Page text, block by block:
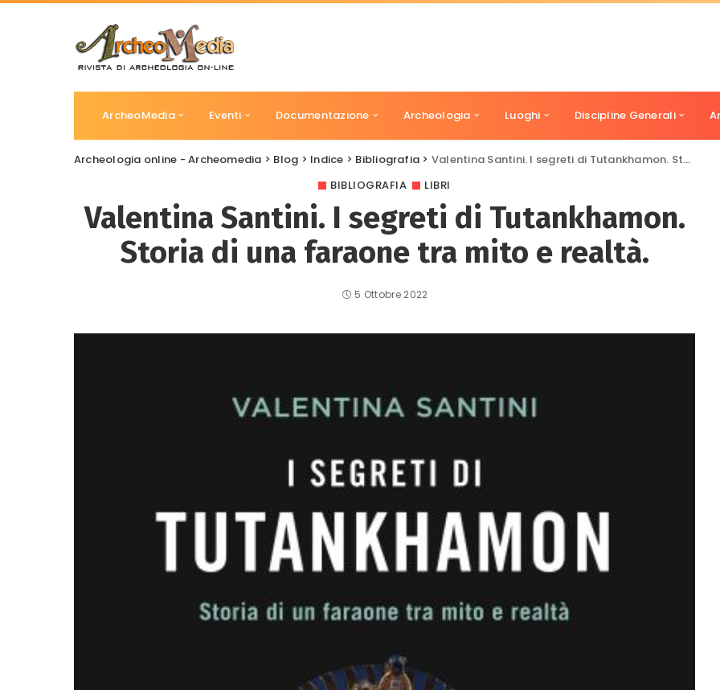
ArcheoMedia Eventi Documentazione Archeologia Luoghi Discipline Generali
Archeologia online - Archeomedia > Blog > Indice > Bibliografia > Valentina Santini. I segreti di Tutankhamon. Storia di una faraone tra mito e realtà.
BIBLIOGRAFIA
LIBRI
Valentina Santini. I segreti di Tutankhamon.
Storia di una faraone tra mito e realtà.
5 Ottobre 2022